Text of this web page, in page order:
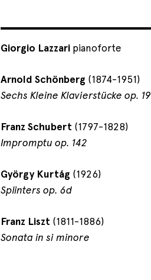
Giorgio Lazzari pianoforte
Arnold Schönberg (1874-1951)
Sechs Kleine Klavierstücke op. 19
Franz Schubert (1797-1828)
Impromptu op. 142
György Kurtág (1926)
Splinters op. 6d
Franz Liszt (1811-1886)
Sonata in si minore